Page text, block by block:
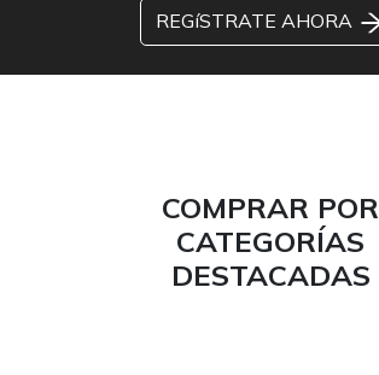
REGíSTRATE AHORA
COMPRAR POR
CATEGORÍAS
DESTACADAS